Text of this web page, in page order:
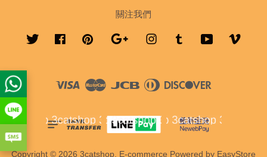
關注我們
Twitter FacebookPinterest Google InstagramTumblr YouTube
Visa Master JCB
Diners
Copyright © 2026 3catshop. E-commerce Powered by EasyStore